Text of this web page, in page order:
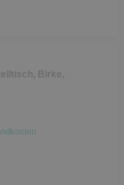
Birke,